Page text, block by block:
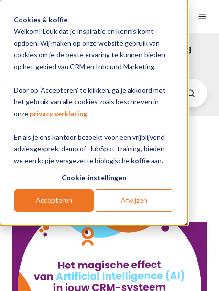
Cookies & koffie
Welkom! Leuk dat je inspiratie en kennis komt
opdoen. Wij maken op onze website gebruik van
cookies om je de beste ervaring te kunnen bieden
op het gebied van CRM en Inbound Marketing.
Door op ‘Accepteren’ te klikken, ga je akkoord met
het gebruik van alle cookies zoals beschreven in
onze privacy verklaring.
En als je ons kantoor bezoekt voor een vrijblijvend
adviesgesprek, demo of HubSpot-training, bieden
we een kopje versgezette biologische koffieaan.
Cookie-instellingen
Accepteren Afwijzen
HubSpot CRM & Inbound Marketing
Insights
Het magische effect van
Artificial Intelligence (AI) in
jouw CRM
Andrea van Witteloostuijnop 3-3-22 8:15